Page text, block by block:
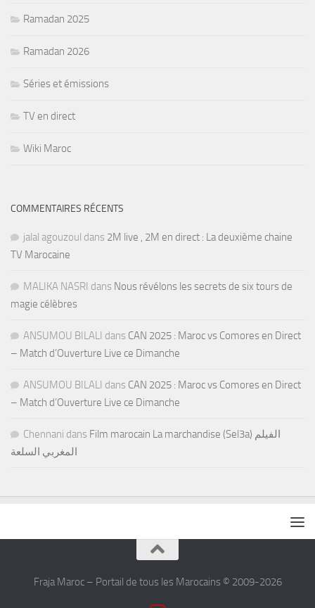
Ramadan 2025
Ramadan 2026
Séries et émissions
TV en direct
Wiki Maroc
COMMENTAIRES RÉCENTS
jalal agouzoul dans 2M live , 2M en direct : La deuxième chaine
TV Marocaine
MALIKA NASRI dans Nous révélons les secrets de six tours de
magie célèbres
ANSUMOU BILALI dans CAN 2025 : Maroc vs Comores en Direct
– Match d’Ouverture Live ce Dimanche
ANSUMOU BILALI dans CAN 2025 : Maroc vs Comores en Direct
– Match d’Ouverture Live ce Dimanche
Chennani dans Film marocain La marchandise (Sel3a) الفيلم
المغربي السلعة
Fraja Maroc – Portail de tous les Marocains © 2009-2026